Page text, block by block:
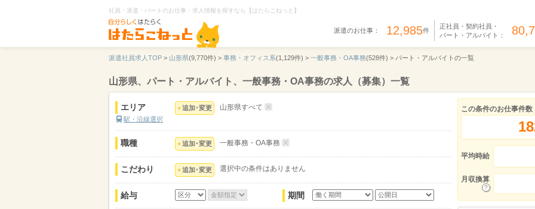
社員・派遣・パートのお仕事・求人情報を探すなら【はたらこねっと】
派遣のお仕事： 12,985件
正社員・契約社員・
パート・アルバイト：
派遣社員求人TOP > 山形県(9,770件) > 事務・オフィス系(1,129件) > 一般事務・OA事務(528件) > パート・アルバイトの一覧
山形県、パート・アルバイト、一般事務・OA事務の求人（募集）一覧
エリア
駅・沿線選択
追加･変更 山形県すべて
職種 追加･変更 一般事務・OA事務
こだわり 追加･変更 選択中の条件はありません
給与 期間
この条件のお仕事件数
平均時給
月収換算